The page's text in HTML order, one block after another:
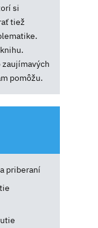
si
tiež
pomôžu.
priberaní